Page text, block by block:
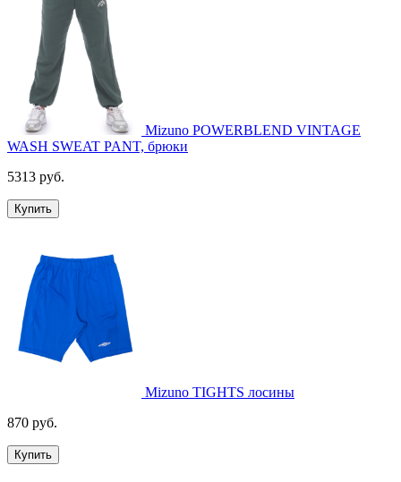
Mizuno POWERBLEND VINTAGE
WASH SWEAT PANT, брюки
5313 руб.
Купить
Mizuno TIGHTS лосины
870 руб.
Купить